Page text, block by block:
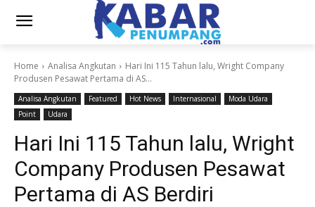
Home Analisa Angkutan
Hari Ini 115 Tahun lalu, Wright Company
Produsen Pesawat Pertama di AS...
Analisa Angkutan Featured Hot News Internasional
Moda Udara
Point
Udara
Hari Ini 115 Tahun lalu, Wright
Company Produsen Pesawat
Pertama di AS Berdiri